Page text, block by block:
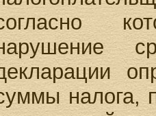
налога,